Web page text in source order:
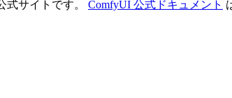
サイトです。 ComfyUI 公式ドキュメント